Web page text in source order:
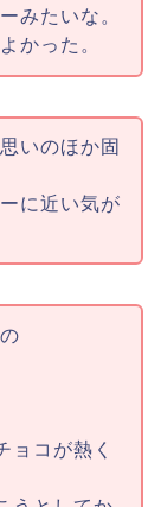
みたいな。
かった。
いのほか固
に近い気が
ョコが熱く